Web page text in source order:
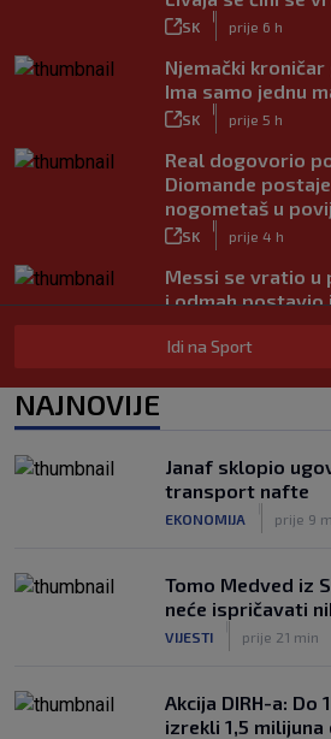
SK prije 6 h
Njemački
Ima samo jednu
SK prije 5 h
Real dogovorio
Diomande
nogometaš u
SK prije 4 h
Messi se vratio u
i odmah postavio
Novo Dinamovo
potpisuje, prvo
Idi na Sport
NAJNOVIJE
Janaf sklopio
transport nafte
EKONOMIJA prije 9
Tomo Medved iz
neće ispričavati
VIJESTI prije 21 min
Akcija DIRH-a:
izrekli 1,5 milijuna